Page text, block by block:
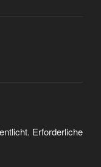
Erforderliche